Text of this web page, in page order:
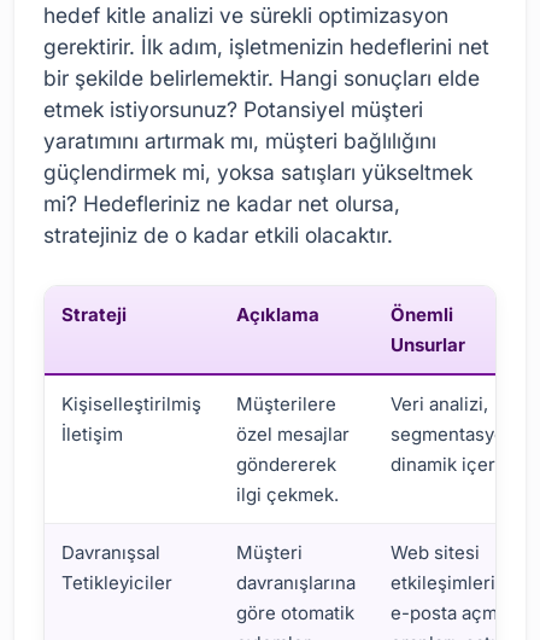
hedef kitle analizi ve sürekli optimizasyon
gerektirir. İlk adım, işletmenizin hedeflerini net
bir şekilde belirlemektir. Hangi sonuçları elde
etmek istiyorsunuz? Potansiyel müşteri
yaratımını artırmak mı, müşteri bağlılığını
güçlendirmek mi, yoksa satışları yükseltmek
mi? Hedefleriniz ne kadar net olursa,
stratejiniz de o kadar etkili olacaktır.
Strateji Açıklama
Önemli
Unsurlar
Kişiselleştirilmiş
İletişim
Müşterilere
özel mesajlar
göndererek
ilgi çekmek.
Veri analizi,
segmentasyon,
dinamik içerik.
Davranışsal
Tetikleyiciler
Müşteri
davranışlarına
göre otomatik
Web sitesi
etkileşimleri,
e-posta açma